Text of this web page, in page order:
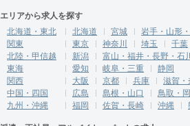
エリアから求人を探す
北海道・東北
北海道 宮城
岩手・山形
関東
東京 神奈川 埼玉
千葉
北陸・甲信越
新潟
富山・福井・長野・石
東海
愛知 岐阜・三重
静岡
関西
大阪 京都 兵庫
滋賀・
中国・四国
広島 島根・山口
鳥取・
九州・沖縄
福岡 佐賀・長崎 沖縄